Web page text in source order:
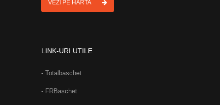
VEZI PE HARTA
LINK-URI UTILE
- Totalbaschet
- FRBaschet